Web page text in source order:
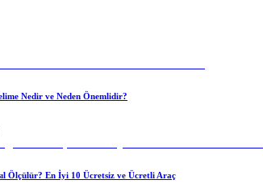
Nedir ve Neden Önemlidir?
Ölçülür? En İyi 10 Ücretsiz ve Ücretli Araç